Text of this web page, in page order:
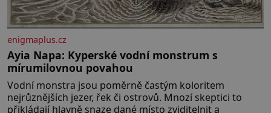
enigmaplus.cz
Ayia Napa: Kyperské vodní monstrum s
mírumilovnou povahou
Vodní monstra jsou poměrně častým koloritem
nejrůznějších jezer, řek či ostrovů. Mnozí skeptici to
přikládají hlavně snaze dané místo zviditelnit a